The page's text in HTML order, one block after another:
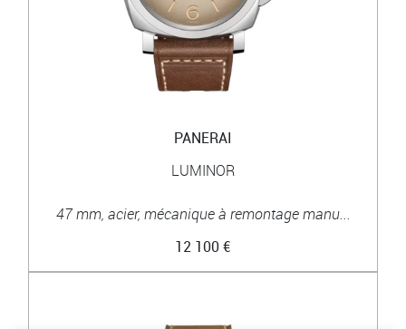
PANERAI
LUMINOR
47 mm, acier, mécanique à remontage manu...
12 100 €